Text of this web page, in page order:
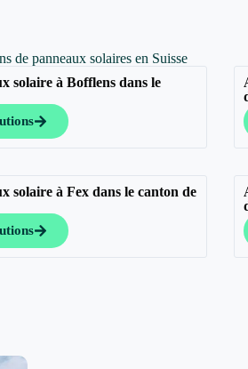
de panneaux solaires en Suisse
solaire à Bofflens dans le
solaire à Fex dans le canton de